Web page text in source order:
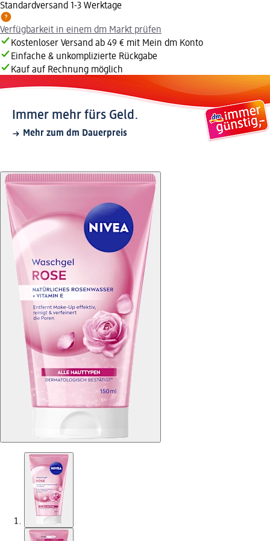
Standardversand 1-3 Werktage
Verfügbarkeit in einem dm Markt prüfen
Kostenloser Versand ab 49 € mit Mein dm Konto
Einfache & unkomplizierte Rückgabe
Kauf auf Rechnung möglich
Immer mehr fürs Geld.
Mehr zum dm Dauerpreis